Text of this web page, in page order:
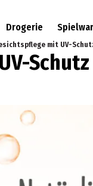
Drogerie
mit UV-
Schutz